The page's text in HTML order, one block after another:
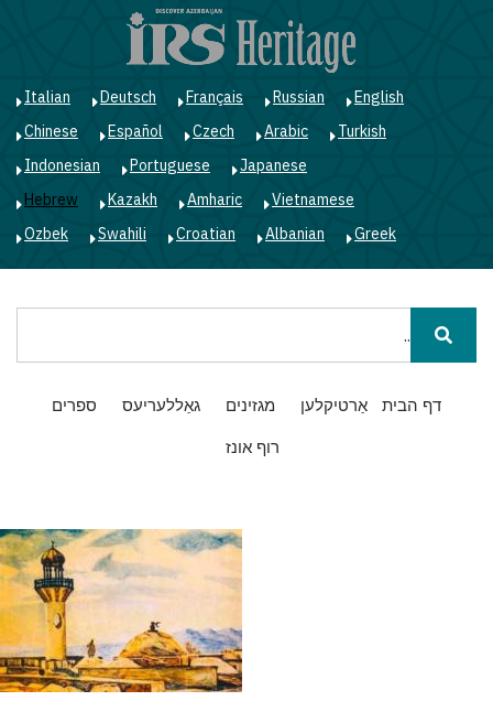
English
Russian
Français
Deutsch
Italian
Turkish
Arabic
Czech
Español
Chinese
Japanese
Portuguese
Indonesian
Vietnamese
Amharic
Kazakh
Hebrew
Greek
Albanian
Croatian
Swahili
Ozbek
Main
navigation
דף הבית אַרטיקלען מגזינים גאַללעריעס
ספרים
רוף אונז